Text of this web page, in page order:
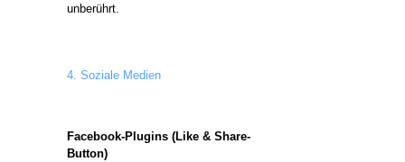
unberührt.
4. Soziale Medien
Facebook-Plugins (Like & Share-
Button)